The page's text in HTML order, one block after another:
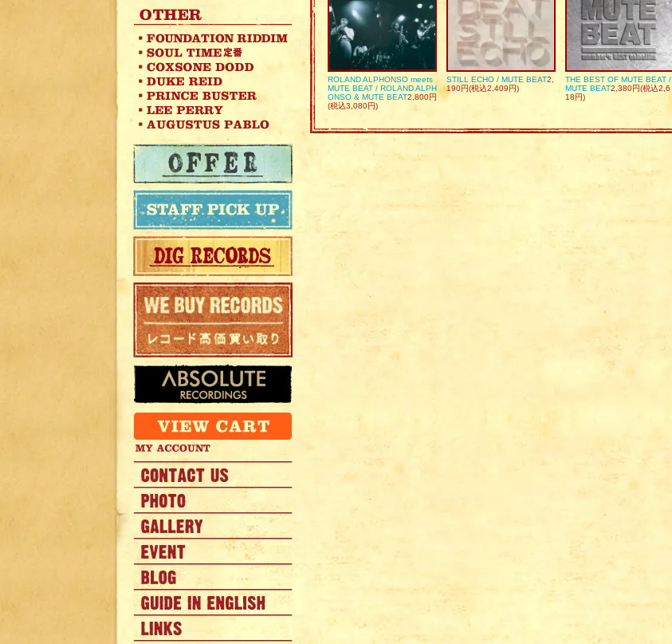
ROLAND ALPHONSO meets
MUTE BEAT / ROLAND ALPH
ONSO & MUTE BEAT2,800円
(税込3,080円)
STILL ECHO / MUTE BEAT2,
190円(税込2,409円)
THE BEST OF MUTE BEAT /
MUTE BEAT2,380円(税込2,6
18円)